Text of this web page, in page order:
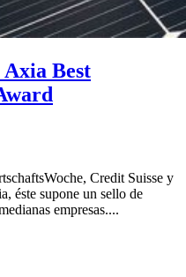
Best
Credit Suisse y
éste supone un sello de
empresas....